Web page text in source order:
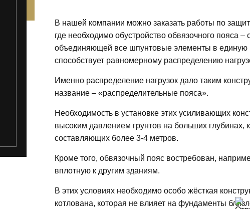
В нашей компании можно заказать работы по
где необходимо обустройство обвязочного пояса –
объединяющей все шпунтовые элементы в единую
способствует равномерному распределению
Именно распределение нагрузок дало таким
название – «распределительные пояса».
Необходимость в установке этих усиливающих
высоким давлением грунтов на больших глубинах,
составляющих более 3-4 метров.
Кроме того, обвязочный пояс востребован,
вплотную к другим зданиям.
В этих условиях необходимо особо жёсткая
котлована, которая не влияет на фундаменты